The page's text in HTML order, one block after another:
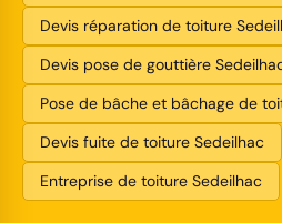
Devis réparation de toiture
Devis pose de gouttière
Pose de bâche et bâchage de
Devis fuite de toiture Sedeilhac
Entreprise de toiture Sedeilhac